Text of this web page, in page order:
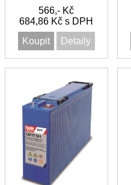
566,- Kč
684,86 Kč s DPH
Koupit
Detaily